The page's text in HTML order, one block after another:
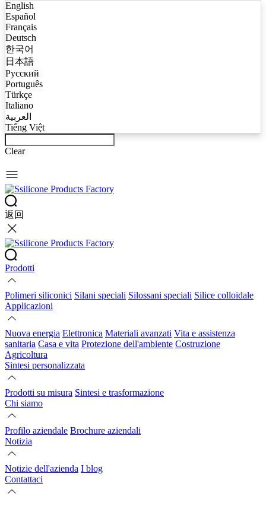
English
Español
Français
Deutsch
한국어
日本語
Русский
Português
Türkçe
Italiano
العربية
Tiếng Việt
Clear
返回
Prodotti
Polimeri siliconici Silani speciali Silossani speciali Silice colloidale
Applicazioni
Nuova energia Elettronica Materiali avanzati Vita e assistenza
sanitaria Casa e vita Protezione dell'ambiente Costruzione
Agricoltura
Sintesi personalizzata
Prodotti su misura Sintesi e trasformazione
Chi siamo
Profilo aziendale Brochure aziendali
Notizia
Notizie dell'azienda I blog
Contattaci